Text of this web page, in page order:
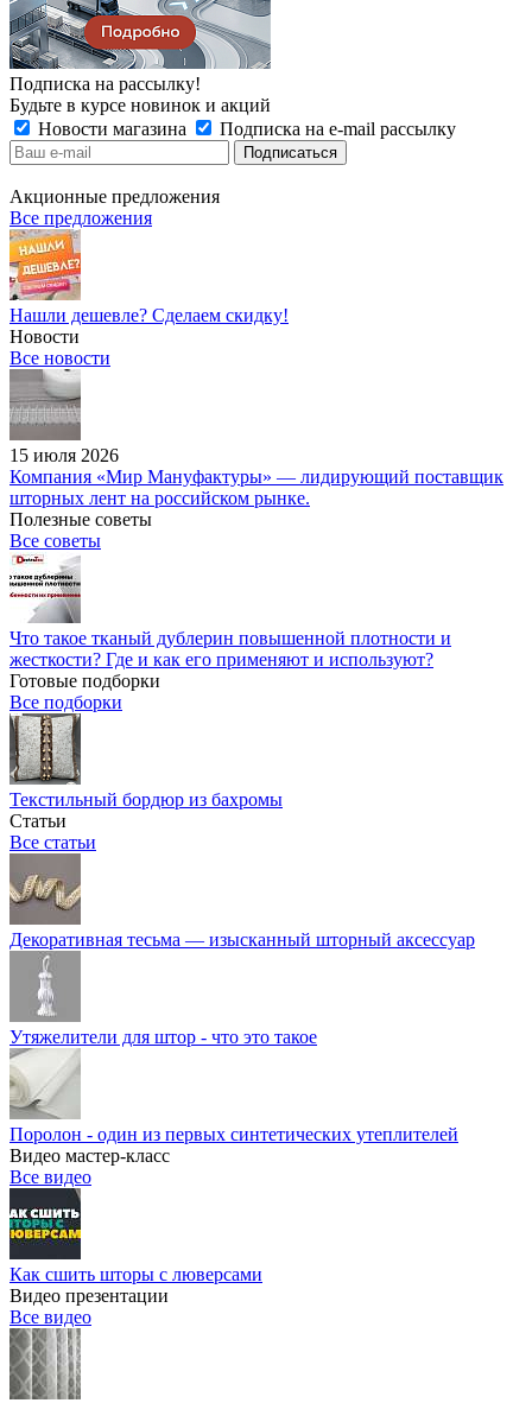
Подписка на рассылку!
Будьте в курсе новинок и акций
Новости магазина
Подписка на e-mail рассылку
Акционные предложения
Все предложения
Нашли дешевле? Сделаем скидку!
Новости
Все новости
15 июля 2026
Компания «Мир Мануфактуры» — лидирующий поставщик
шторных лент на российском рынке.
Полезные советы
Все советы
Что такое тканый дублерин повышенной плотности и
жесткости? Где и как его применяют и используют?
Готовые подборки
Все подборки
Текстильный бордюр из бахромы
Статьи
Все статьи
Декоративная тесьма — изысканный шторный аксессуар
Утяжелители для штор - что это такое
Поролон - один из первых синтетических утеплителей
Видео мастер-класс
Все видео
Как сшить шторы с люверсами
Видео презентации
Все видео